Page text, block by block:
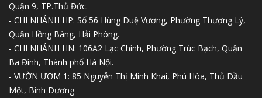
Quận 9, TP.Thủ Đức.
- CHI NHÁNH HP: Số 56 Hùng Duệ Vương, Phường Thượng Lý,
Quận Hồng Bàng, Hải Phòng.
- CHI NHÁNH HN: 106A2 Lạc Chính, Phường Trúc Bạch, Quận
Ba Đình, Thành phố Hà Nội.
- VƯỜN ƯƠM 1: 85 Nguyễn Thị Minh Khai, Phú Hòa, Thủ Dầu
Một, Bình Dương